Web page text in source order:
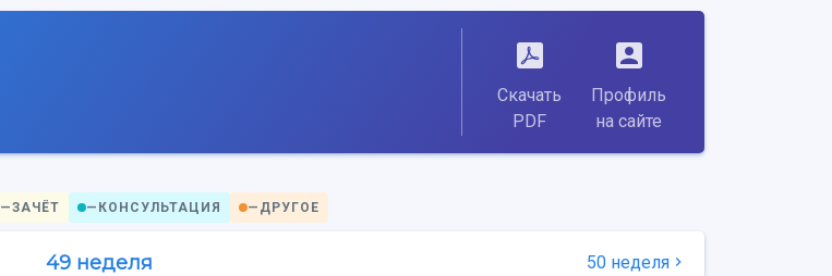
Скачать
PDF
Профиль
на сайте
—ЗАЧЁТ — КОНСУЛЬТАЦИЯ — ДРУГОЕ
49 неделя 50 неделя